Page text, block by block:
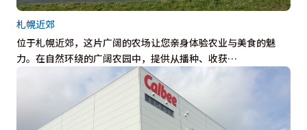
位于札幌近郊，这片广阔的农场让您亲身体验农业与美食的魅
力。在自然环绕的广阔农园中，提供从播种、收获…
札幌近郊